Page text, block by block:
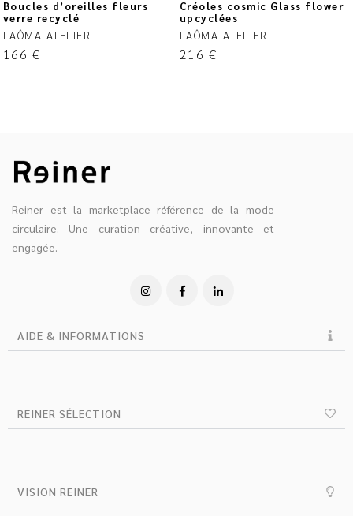
Boucles d’oreilles fleurs
verre recyclé
LAÔMA ATELIER
166 €
Créoles cosmic Glass flower
upcyclées
LAÔMA ATELIER
216 €
Reiner est la marketplace référence de la mode
circulaire. Une curation créative, innovante et
engagée.
AIDE & INFORMATIONS
REINER SÉLECTION
VISION REINER